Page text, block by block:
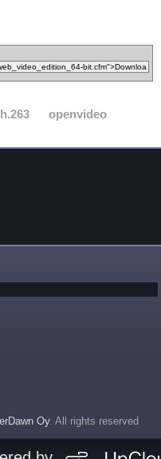
h.263 openvideo
Oy. All rights reserved